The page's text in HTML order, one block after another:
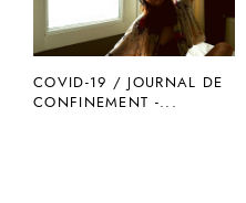
COVID-19 / JOURNAL DE
CONFINEMENT -...